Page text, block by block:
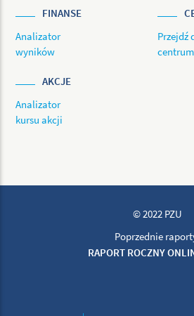
FINANSE
Analizator
wyników
Przejdź
AKCJE
Analizator
kursu akcji
© 2022 PZU
Poprzednie
RAPORT ROCZNY